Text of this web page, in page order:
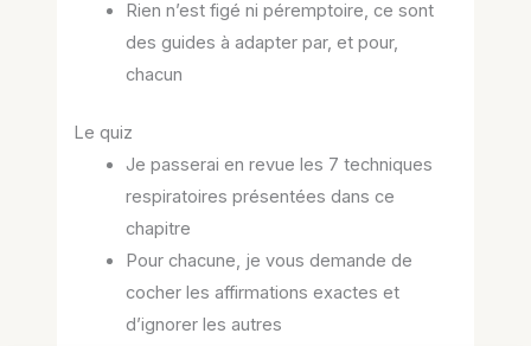
Rien n’est figé ni péremptoire, ce sont
des guides à adapter par, et pour,
chacun
Le quiz
Je passerai en revue les 7 techniques
respiratoires présentées dans ce
chapitre
Pour chacune, je vous demande de
cocher les affirmations exactes et
d’ignorer les autres